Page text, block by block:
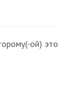
ой) это